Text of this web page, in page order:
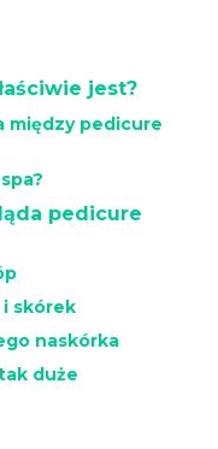
jest?
między pedicure
pedicure
skórek
naskórka
duże